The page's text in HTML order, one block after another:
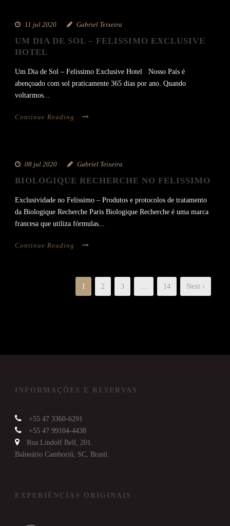
11 jul 2020 Gabriel Teixeira
UM DIA DE SOL – FELISSIMO EXCLUSIVE
HOTEL
Um Dia de Sol – Felissimo Exclusive Hotel Nosso País é
abençoado com sol praticamente 365 dias por ano. Quando
voltarmos...
Continue Reading
08 jul 2020 Gabriel Teixeira
BIOLOGIQUE RECHERCHE NO FELISSIMO
Exclusividade no Felissimo – Produtos e protocolos de tratamento
da Biologique Recherche Paris Biologique Recherche é uma marca
francesa que utiliza fórmulas...
Continue Reading
1 2 3 … 14 Next ›
INFORMAÇÕES E RESERVAS
+55 47 3360-6291
+55 47 99104-4438
Rua Lindolf Bell, 201.
Balneário Camboriú, SC, Brasil.
EXPERIÊNCIAS ORIGINAIS